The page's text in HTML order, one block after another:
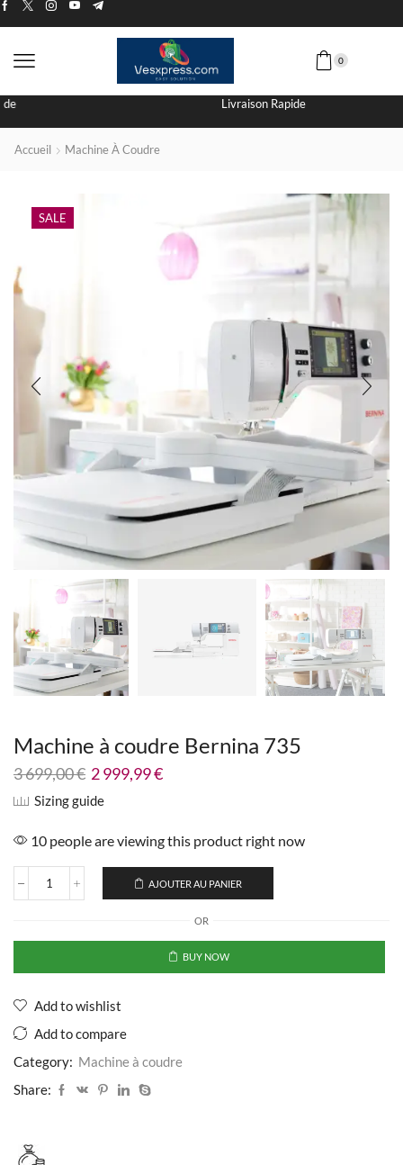
0
Livraison Rapide
Accueil Machine À Coudre
SALE
Machine à coudre Bernina 735
3 699,00€ 2 999,99€
Sizing guide
10 people are viewing this product right now
AJOUTER AU PANIER
OR
BUY NOW
Add to wishlist
Add to compare
Category: Machine à coudre
Share: